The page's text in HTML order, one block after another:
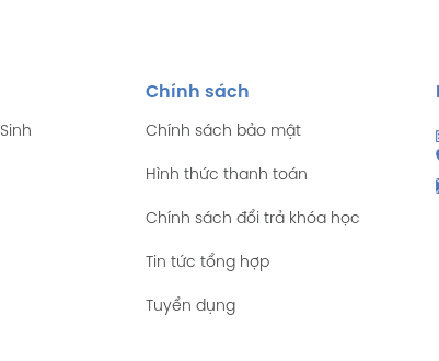
Sinh
Chính sách
Chính sách bảo mật
Hình thức thanh toán
Chính sách đổi trả khóa học
Tin tức tổng hợp
Tuyển dụng